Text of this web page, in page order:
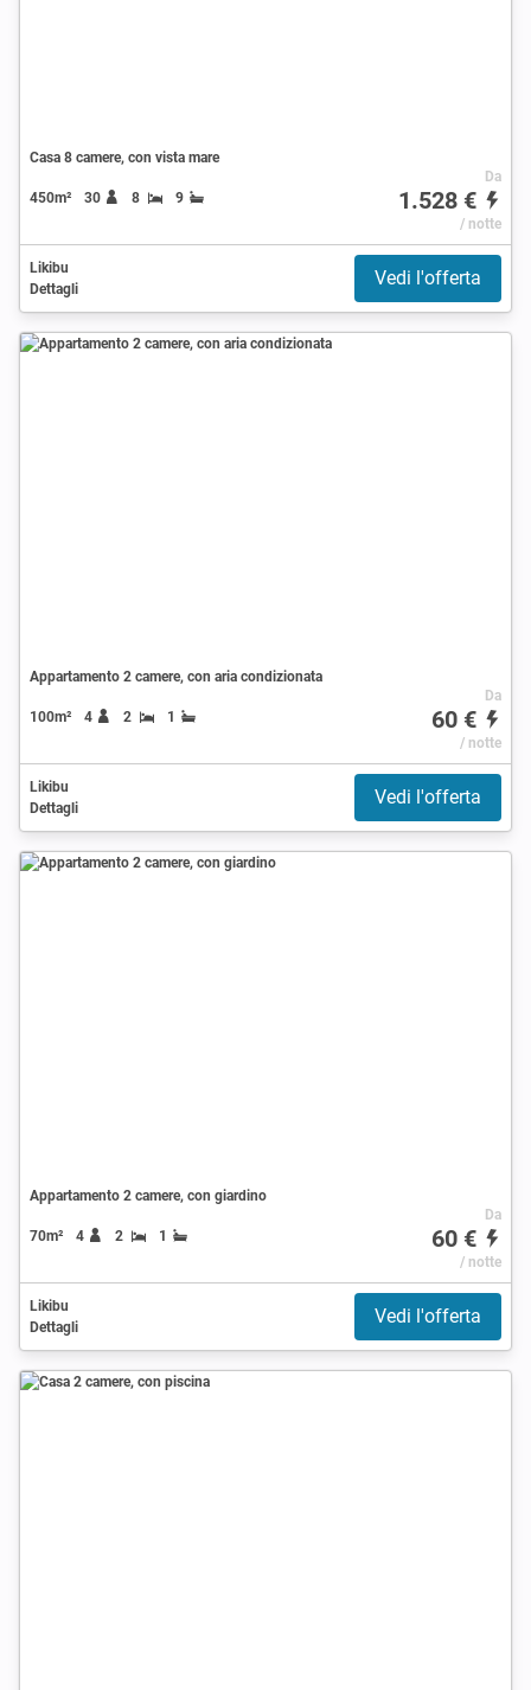
Casa 8 camere, con vista mare
450m² 30 8 9
Da
1.528 €
/ notte
Likibu
Dettagli
Vedi l'offerta
Appartamento 2 camere, con aria condizionata
100m² 4 2 1
Da
60 €
/ notte
Likibu
Dettagli
Vedi l'offerta
Appartamento 2 camere, con giardino
70m² 4 2 1
Da
60 €
/ notte
Likibu
Dettagli
Vedi l'offerta